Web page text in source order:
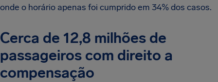
onde o horário apenas foi cumprido em 34% dos casos.
Cerca de 12,8 milhões de
passageiros com direito a
compensação